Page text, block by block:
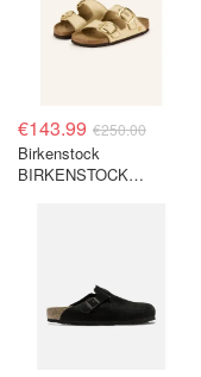
€143.99 €250.00
Birkenstock
BIRKENSTOCK